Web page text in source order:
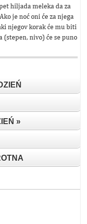
hiljada meleka da za
je noć oni će za njega
njegov korak će mu biti
(stepen, nivo) će se puno
»